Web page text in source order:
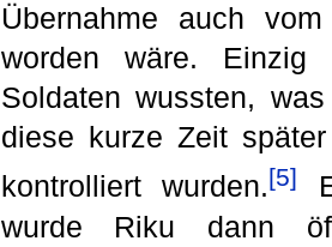
Übernahme auch
worden wäre.
Soldaten wussten,
diese kurze Zeit
kontrolliert wurden.[5]
wurde Riku dann